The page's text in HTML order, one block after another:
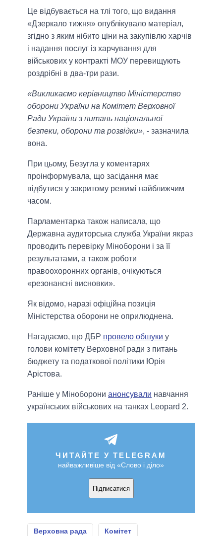
Це відбувається на тлі того, що видання
«Дзеркало тижня» опублікувало матеріал,
згідно з яким нібито ціни на закупівлю харчів
і надання послуг із харчування для
військових у контракті МОУ перевищують
роздрібні в два-три рази.
«Викликаємо керівництво Міністерство
оборони України на Комітет Верховної
Ради України з питань національної
безпеки, оборони та розвідки», - зазначила
вона.
При цьому, Безугла у коментарях
проінформувала, що засідання має
відбутися у закритому режимі найближчим
часом.
Парламентарка також написала, що
Державна аудиторська служба України якраз
проводить перевірку Міноборони і за її
результатами, а також роботи
правоохоронних органів, очікуються
«резонансні висновки».
Як відомо, наразі офіційна позиція
Міністерства оборони не оприлюднена.
Нагадаємо, що ДБР провело обшуки у
голови комітету Верховної ради з питань
бюджету та податкової політики Юрія
Арістова.
Раніше у Міноборони анонсували навчання
українських військових на танках Leopard 2.
ЧИТАЙТЕ У TELEGRAM
найважливіше від «Слово і діло»
Підписатися
Верховна рада Комітет